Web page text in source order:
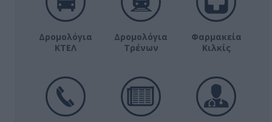
Δρομολόγια
ΚΤΕΛ
Δρομολόγια
Τρένων
Φαρμακεία
Κιλκίς